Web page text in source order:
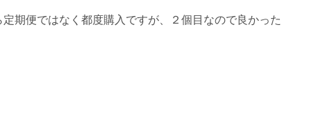
期便ではなく都度購入ですが、２個目なので良かった